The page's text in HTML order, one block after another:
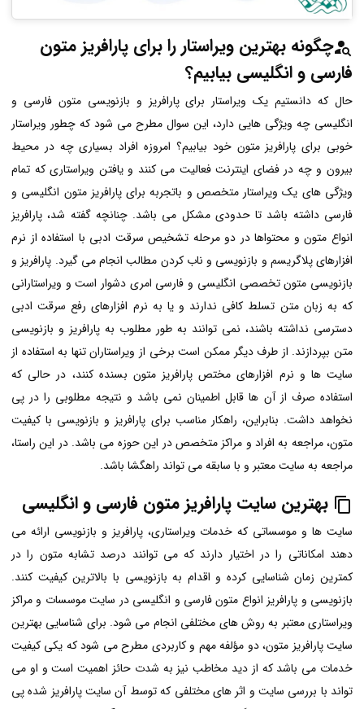
چگونه بهترین ویراستار را برای پارافریز متون
فارسی و انگلیسی بیابیم؟
حال که دانستیم یک ویراستار برای پارافریز و بازنویسی متون فارسی و
انگلیسی چه ویژگی هایی دارد، این سوال مطرح می شود که چطور ویراستار
خوبی برای پارافریز متون خود بیابیم؟ امروزه افراد بسیاری چه در محیط
بیرون و چه در فضای اینترنت فعالیت می کنند و یافتن ویراستاری که تمام
ویژگی های یک ویراستار متخصص و باتجربه برای پارافریز متون انگلیسی و
فارسی داشته باشد تا حدودی مشکل می باشد. چنانچه گفته شد، پارافریز
انواع متون و محتواها در دو مرحله تشخیص سرقت ادبی با استفاده از نرم
افزارهای پلاگریسم و بازنویسی و ناب کردن مطالب انجام می گیرد. پارافریز و
بازنویسی متون تخصصی انگلیسی و فارسی امری دشوار است و ویراستارانی
که به زبان متن تسلط کافی ندارند و یا به نرم افزارهای رفع سرقت ادبی
دسترسی نداشته باشند، نمی توانند به طور مطلوب به پارافریز و بازنویسی
متن بپردازند. از طرف دیگر ممکن است برخی از ویراستاران تنها به استفاده از
سایت ها و نرم افزارهای مختص پارافریز متون بسنده کنند، در حالی که
استفاده صرف از آن ها قابل اطمینان نمی باشد و نتیجه مطلوبی را در پی
نخواهد داشت. بنابراین، راهکار مناسب برای پارافریز و بازنویسی با کیفیت
متون، مراجعه به افراد و مراکز متخصص در این حوزه می باشد. در این راستا،
مراجعه به سایت معتبر و با سابقه می تواند راهگشا باشد.
بهترین سایت پارافریز متون فارسی و انگلیسی
سایت ها و موسساتی که خدمات ویراستاری، پارافریز و بازنویسی ارائه می
دهند امکاناتی را در اختیار دارند که می توانند درصد تشابه متون را در
کمترین زمان شناسایی کرده و اقدام به بازنویسی با بالاترین کیفیت کنند.
بازنویسی و پارافریز انواع متون فارسی و انگلیسی در سایت موسسات و مراکز
ویراستاری معتبر به روش های مختلفی انجام می شود. برای شناسایی بهترین
سایت پارافریز متون، دو مؤلفه مهم و کاربردی مطرح می شود که یکی کیفیت
خدمات می باشد که از دید مخاطب نیز به شدت حائز اهمیت است و او می
تواند با بررسی سایت و اثر های مختلفی که توسط آن سایت پارافریز شده پی